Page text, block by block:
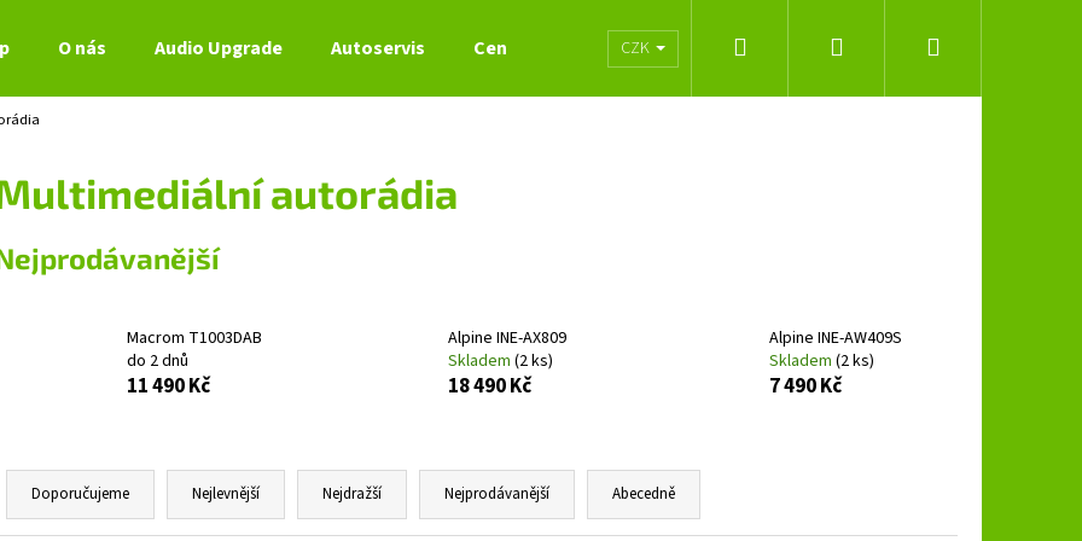
O nás Audio Upgrade Autoservis Ceník služeb Obchodní podmínky
CZK Přihlášení
autorádia
Macrom T1003DAB
do 2 dnů
11 490 Kč
Alpine INE-AX809
Skladem (2 ks)
18 490 Kč
Alpine INE-AW409S
Skladem (2 ks)
7 490 Kč
Ř
Doporučujeme Nejlevnější Nejdražší Nejprodávanější Abecedně
Co potřebujete najít?
Doporučujeme